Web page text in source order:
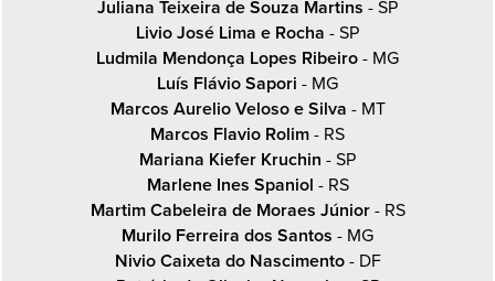
Juliana Teixeira de Souza Martins - SP
Livio José Lima e Rocha - SP
Ludmila Mendonça Lopes Ribeiro- MG
Luís Flávio Sapori - MG
Marcos Aurelio Veloso e Silva - MT
Marcos Flavio Rolim- RS
Mariana Kiefer Kruchin - SP
Marlene Ines Spaniol - RS
Martim Cabeleira de Moraes Júnior- RS
Murilo Ferreira dos Santos - MG
Nivio Caixeta do Nascimento- DF